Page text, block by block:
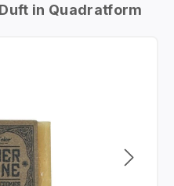
in Quadratform